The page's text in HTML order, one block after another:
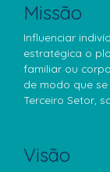
Missão
Influenciar
estratégica o
familiar ou
de modo que
Terceiro Setor,
Visão